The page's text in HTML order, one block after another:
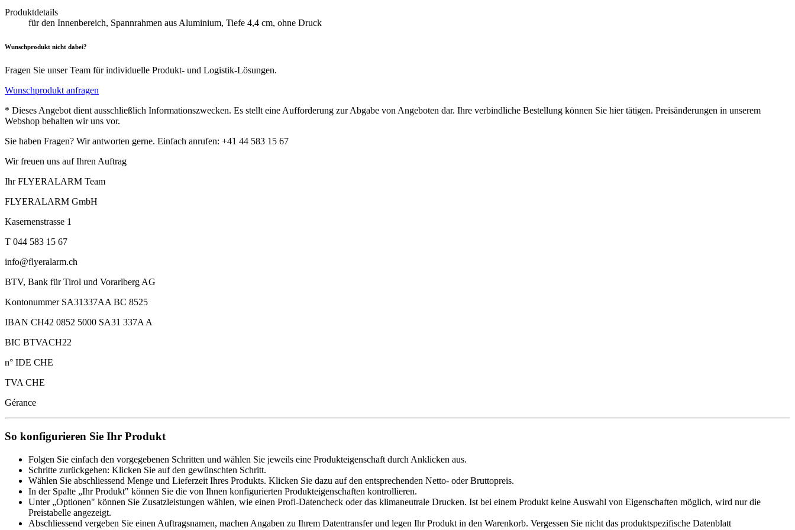
Produktdetails
für den Innenbereich, Spannrahmen aus Aluminium, Tiefe 4,4 cm, ohne Druck
Wunschprodukt nicht dabei?
Fragen Sie unser Team für individuelle Produkt- und Logistik-Lösungen.
Wunschprodukt anfragen
* Dieses Angebot dient ausschließlich Informationszwecken. Es stellt eine Aufforderung zur Abgabe von Angeboten dar. Ihre verbindliche Bestellung können Sie hier tätigen. Preisänderungen in unserem
Webshop behalten wir uns vor.
Sie haben Fragen? Wir antworten gerne. Einfach anrufen: +41 44 583 15 67
Wir freuen uns auf Ihren Auftrag
Ihr FLYERALARM Team
FLYERALARM GmbH
Kasernenstrasse 1
T 044 583 15 67
info@flyeralarm.ch
BTV, Bank für Tirol und Vorarlberg AG
Kontonummer SA31337AA BC 8525
IBAN CH42 0852 5000 SA31 337A A
BIC BTVACH22
n° IDE CHE
TVA CHE
Gérance
So konfigurieren Sie Ihr Produkt
Folgen Sie einfach den vorgegebenen Schritten und wählen Sie jeweils eine Produkteigenschaft durch Anklicken aus.
Schritte zurückgehen: Klicken Sie auf den gewünschten Schritt.
Wählen Sie abschliessend Menge und Lieferzeit Ihres Produkts. Klicken Sie dazu auf den entsprechenden Netto- oder Bruttopreis.
In der Spalte „Ihr Produkt" können Sie die von Ihnen konfigurierten Produkteigenschaften kontrollieren.
Unter „Optionen" können Sie Zusatzleistungen wählen, wie einen Profi-Datencheck oder das klimaneutrale Drucken. Ist bei einem Produkt keine Auswahl von Eigenschaften möglich, wird nur die
Preistabelle angezeigt.
Abschliessend vergeben Sie einen Auftragsnamen, machen Angaben zu Ihrem Datentransfer und legen Ihr Produkt in den Warenkorb. Vergessen Sie nicht das produktspezifische Datenblatt